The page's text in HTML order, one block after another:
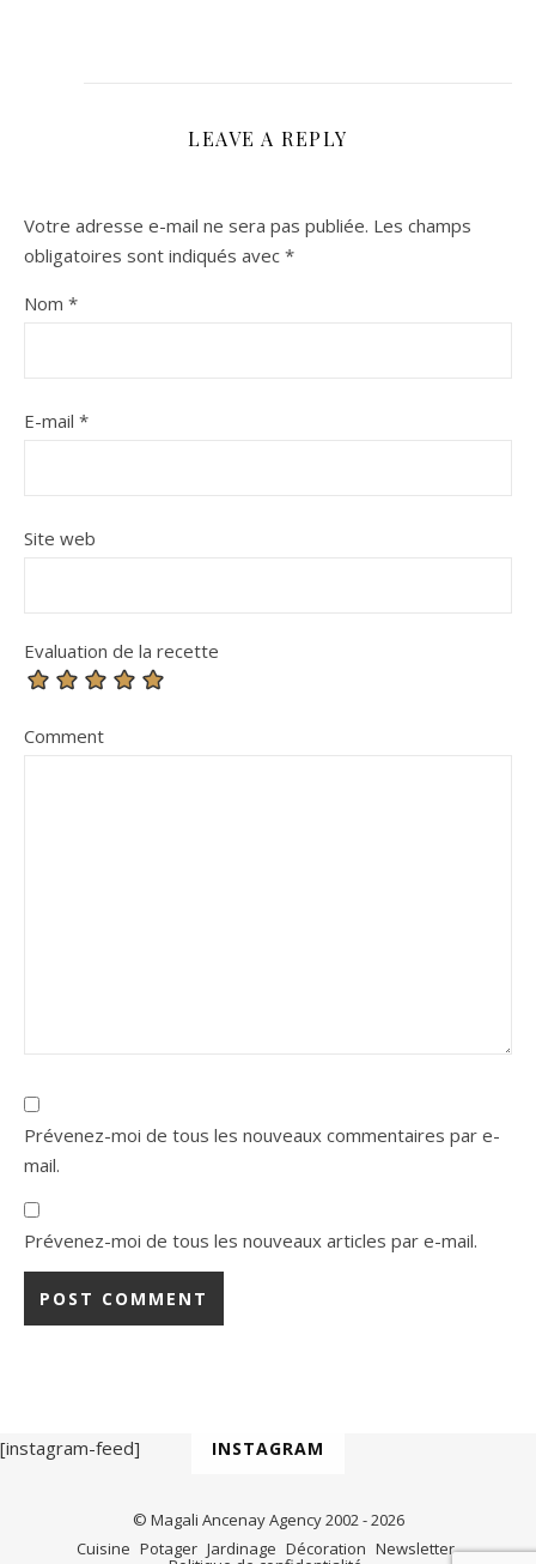
LEAVE A REPLY
Votre adresse e-mail ne sera pas publiée. Les champs
obligatoires sont indiqués avec *
Nom *
E-mail *
Site web
Evaluation de la recette
Comment
Prévenez-moi de tous les nouveaux commentaires par e-
mail.
Prévenez-moi de tous les nouveaux articles par e-mail.
INSTAGRAM
[instagram-feed]
© Magali Ancenay Agency 2002 - 2026
Cuisine Potager Jardinage Décoration Newsletter